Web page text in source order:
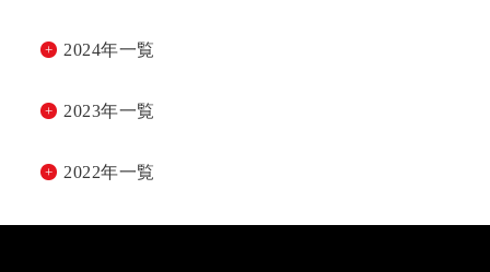
2024年一覧
2023年一覧
2022年一覧